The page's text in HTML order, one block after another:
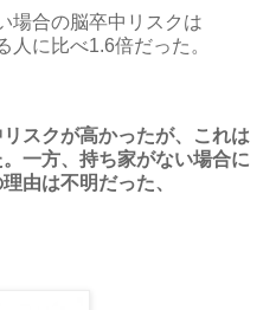
場合の脳卒中リスクは
人に比べ1.6倍だった。
スクが高かったが、これは
一方、持ち家がない場合に
由は不明だった、